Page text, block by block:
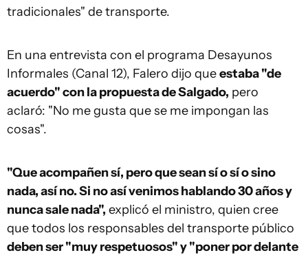
tradicionales" de transporte.
En una entrevista con el programa Desayunos
Informales (Canal 12), Falero dijo queestaba "de
acuerdo" con la propuesta de Salgado, pero
aclaró: "No me gusta que se me impongan las
cosas".
"Que acompañen sí, pero que sean sí o sí o sino
nada, así no. Si no así venimos hablando 30 años y
nunca sale nada", explicó el ministro, quien cree
que todos los responsables del transporte público
deben ser "muy respetuosos" y "poner por delante